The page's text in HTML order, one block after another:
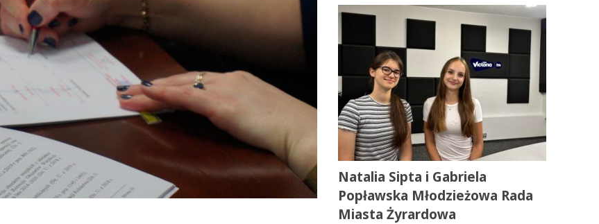
Natalia Sipta i Gabriela
Popławska Młodzieżowa Rada
Miasta Żyrardowa